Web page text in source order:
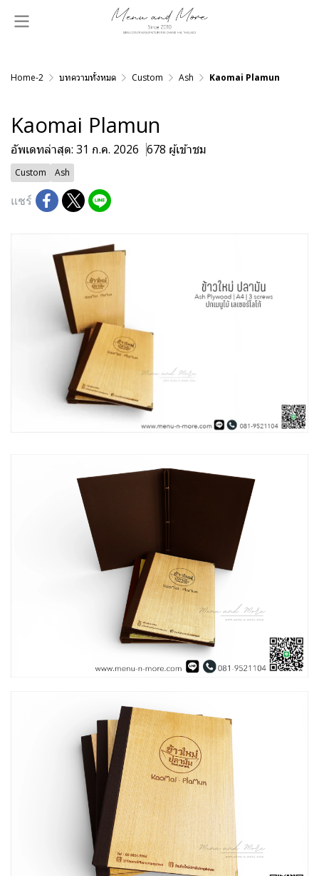
Home-2 บทความทั้งหมด Custom Ash Kaomai Plamun
Kaomai Plamun
อัพเดทล่าสุด: 31 ก.ค. 2026 678 ผู้เข้าชม
Custom Ash
แชร์